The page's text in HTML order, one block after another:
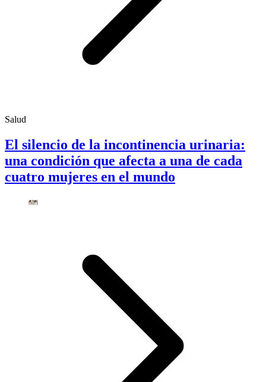
Salud
El silencio de la incontinencia urinaria:
una condición que afecta a una de cada
cuatro mujeres en el mundo